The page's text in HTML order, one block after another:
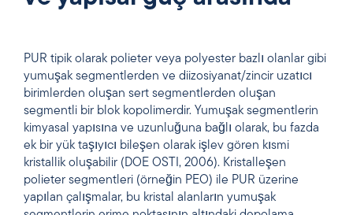
PUR tipik olarak polieter veya polyester bazlı olanlar gibi
yumuşak segmentlerden ve diizosiyanat/zincir uzatıcı
birimlerden oluşan sert segmentlerden oluşan
segmentli bir blok kopolimerdir. Yumuşak segmentlerin
kimyasal yapısına ve uzunluğuna bağlı olarak, bu fazda
ek bir yük taşıyıcı bileşen olarak işlev gören kısmi
kristallik oluşabilir (DOE OSTI, 2006). Kristalleşen
polieter segmentleri (örneğin PEO) ile PUR üzerine
yapılan çalışmalar, bu kristal alanların yumuşak